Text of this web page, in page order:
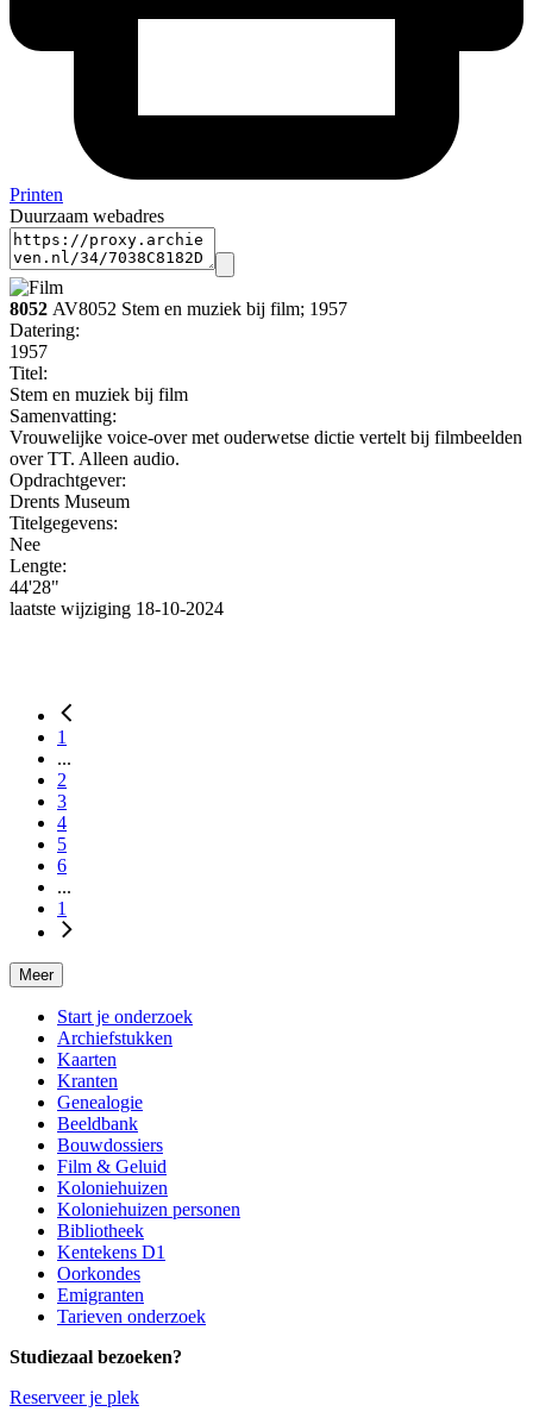
Printen
Duurzaam webadres
8052 AV8052 Stem en muziek bij film; 1957
Datering:
1957
Titel:
Stem en muziek bij film
Samenvatting:
Vrouwelijke voice-over met ouderwetse dictie vertelt bij filmbeelden
over TT. Alleen audio.
Opdrachtgever:
Drents Museum
Titelgegevens:
Nee
Lengte:
44'28"
laatste wijziging 18-10-2024
1
...
2
3
4
5
6
...
1
Meer
Start je onderzoek
Archiefstukken
Kaarten
Kranten
Genealogie
Beeldbank
Bouwdossiers
Film & Geluid
Koloniehuizen
Koloniehuizen personen
Bibliotheek
Kentekens D1
Oorkondes
Emigranten
Tarieven onderzoek
Studiezaal bezoeken?
Reserveer je plek